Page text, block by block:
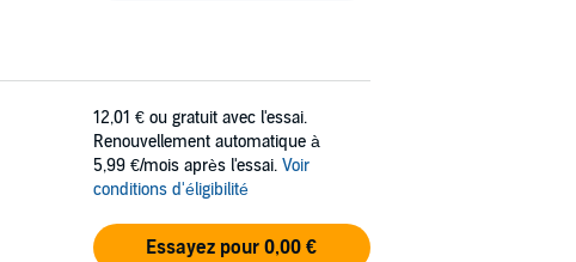
12,01 € ou gratuit avec l'essai.
Renouvellement automatique à
5,99 €/mois après l'essai. Voir
conditions d'éligibilité
Essayez pour 0,00 €